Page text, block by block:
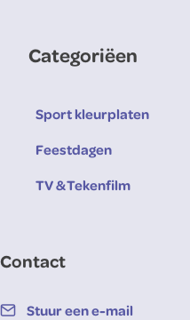
Categoriëen
Sport kleurplaten
Feestdagen
TV & Tekenfilm
Contact
Stuur een e-mail